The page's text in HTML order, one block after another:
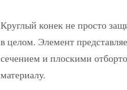
Круглый конек не просто
в целом. Элемент
сечением и плоскими
материалу.